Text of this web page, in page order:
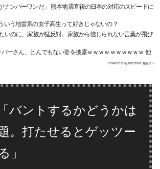
ナンバーワンだ」 熊本地震直後の日本の対応のスピードに
いう地雷系の女子高生って好きじゃないの？
いのに、家族が猛反対。家族から信じられない言葉が飛び
バーさん、とんでもない姿を披露ｗｗｗｗｗｗｗｗｗｗ 他
Powered by livedoor 相互RSS
バントするかどうかは
。打たせるとゲッツー
」